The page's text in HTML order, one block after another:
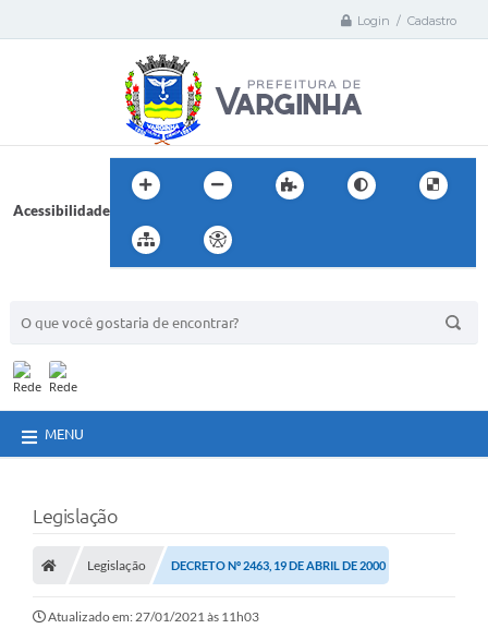
Login / Cadastro
Acessibilidade
MENU
Legislação
Legislação DECRETO Nº 2463, 19 DE ABRIL DE 2000
Atualizado em: 27/01/2021 às 11h03